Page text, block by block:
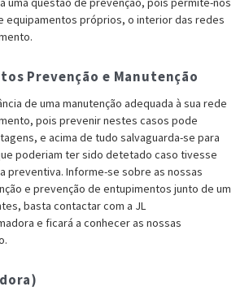
equipamentos próprios, o interior das redes
Prevenção e Manutenção
de uma manutenção adequada à sua rede
pois prevenir nestes casos pode
e acima de tudo salvaguarda-se para
poderiam ter sido detetado caso tivesse
preventiva. Informe-se sobre as nossas
e prevenção de entupimentos junto de um
basta contactar com a JL
e ficará a conhecer as nossas